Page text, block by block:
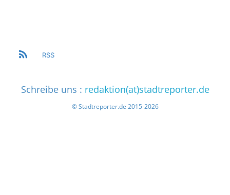
RSS
Schreibe uns : redaktion(at)stadtreporter.de
© Stadtreporter.de 2015-2026